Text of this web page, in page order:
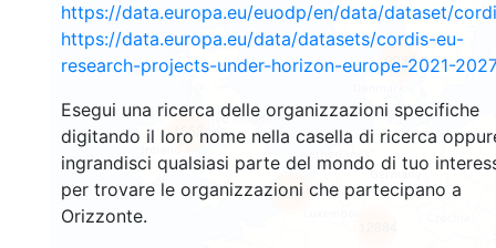
https://data.europa.eu/euodp/en/data/dataset/
https://data.europa.eu/data/datasets/cordis-eu-
research-projects-under-horizon-europe-2021-2027
Esegui una ricerca delle organizzazioni specifiche
digitando il loro nome nella casella di ricerca
ingrandisci qualsiasi parte del mondo di tuo
per trovare le organizzazioni che partecipano a
Orizzonte.
1553
2937
10069